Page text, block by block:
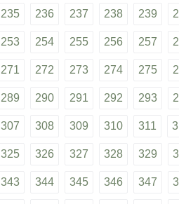
235 236 237 238 239
253 254 255 256 257
271 272 273 274 275
289 290 291 292 293
307 308 309 310 311
325 326 327 328 329
343 344 345 346 347